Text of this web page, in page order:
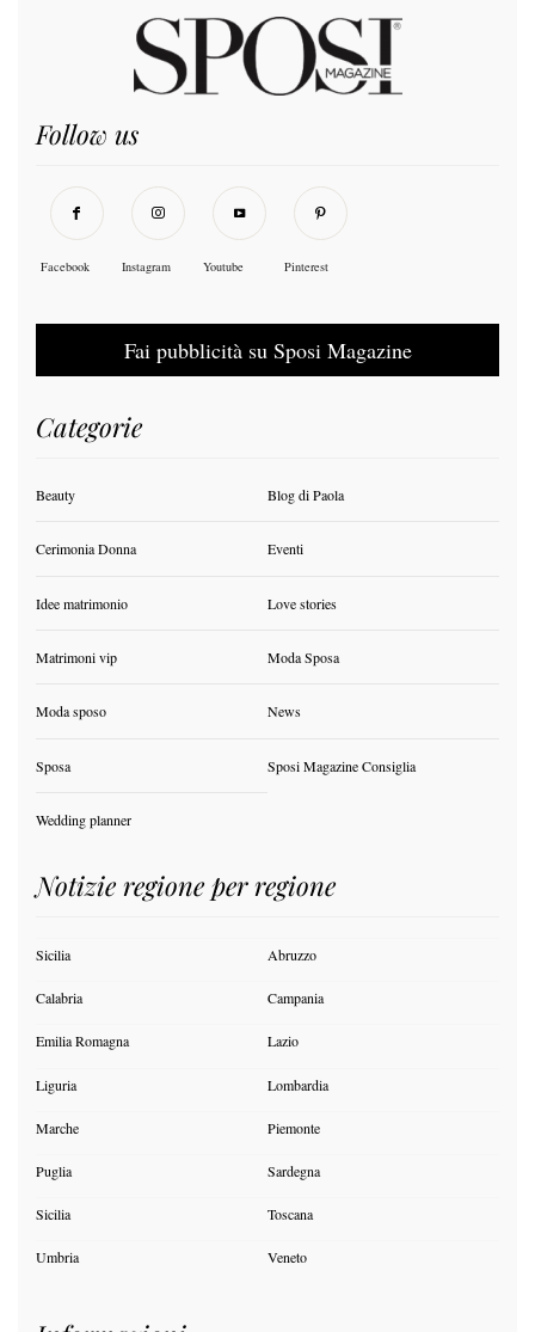
Follow us
Facebook Instagram Youtube Pinterest
Fai pubblicità su Sposi Magazine
Categorie
Beauty Blog di Paola
Cerimonia Donna Eventi
Idee matrimonio Love stories
Matrimoni vip Moda Sposa
Moda sposo News
Sposa Sposi Magazine Consiglia
Wedding planner
Notizie regione per regione
Sicilia Abruzzo
Calabria Campania
Emilia Romagna Lazio
Liguria Lombardia
Marche Piemonte
Puglia Sardegna
Sicilia Toscana
Umbria Veneto